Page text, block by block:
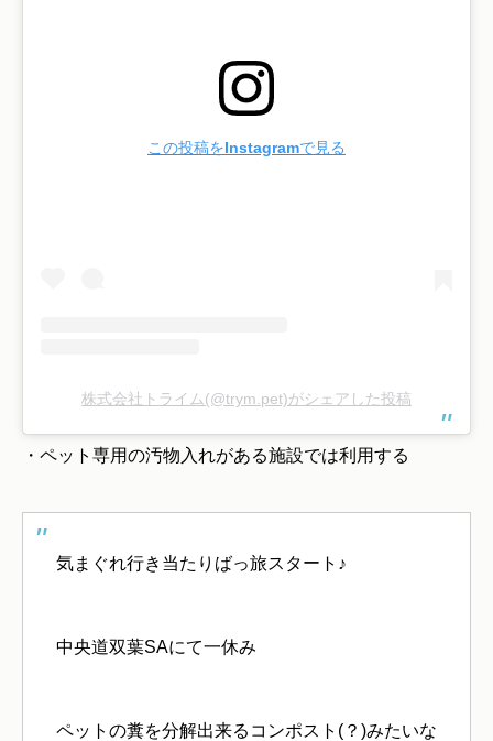
この投稿をInstagramで見る
株式会社トライム(@trym.pet)がシェアした投稿
・ペット専用の汚物入れがある施設では利用する
気まぐれ行き当たりばっ旅スタート♪
中央道双葉SAにて一休み
ペットの糞を分解出来るコンポスト(？)みたいな